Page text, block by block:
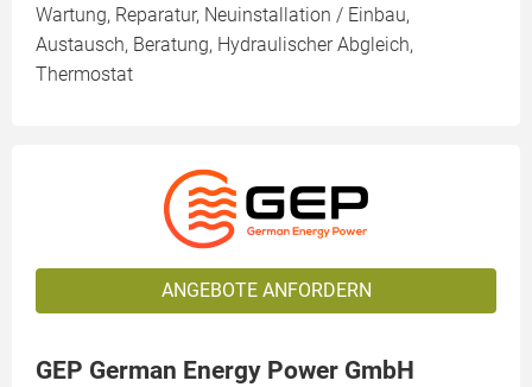
Wartung, Reparatur, Neuinstallation / Einbau,
Austausch, Beratung, Hydraulischer Abgleich,
Thermostat
ANGEBOTE ANFORDERN
GEP German Energy Power GmbH